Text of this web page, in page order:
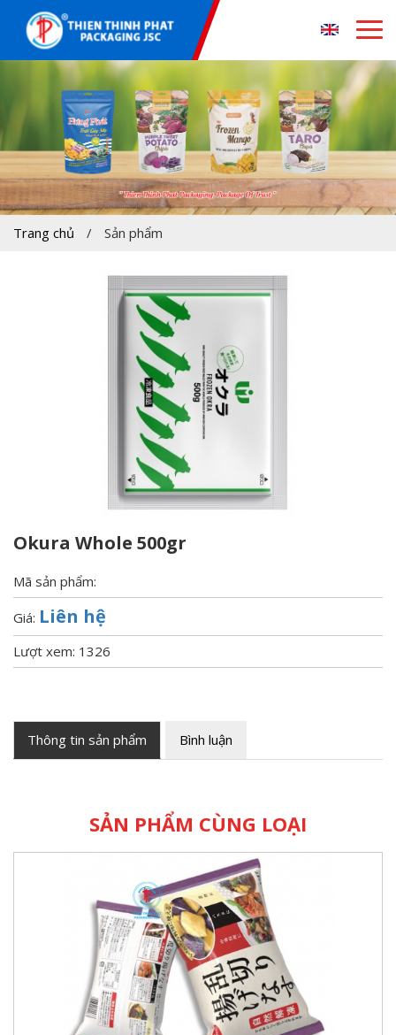
Trang chủ / Sản phẩm
Okura Whole 500gr
Mã sản phẩm:
Giá: Liên hệ
Lượt xem: 1326
Thông tin sản phẩm Bình luận
SẢN PHẨM CÙNG LOẠI